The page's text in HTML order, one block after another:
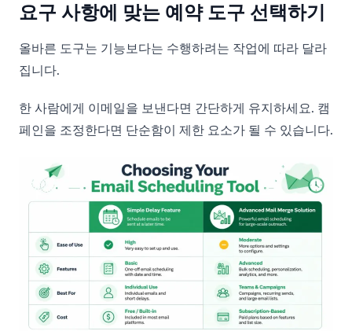
요구 사항에 맞는 예약 도구 선택하기
올바른 도구는 기능보다는 수행하려는 작업에 따라 달라
집니다.
한 사람에게 이메일을 보낸다면 간단하게 유지하세요. 캠
페인을 조정한다면 단순함이 제한 요소가 될 수 있습니다.